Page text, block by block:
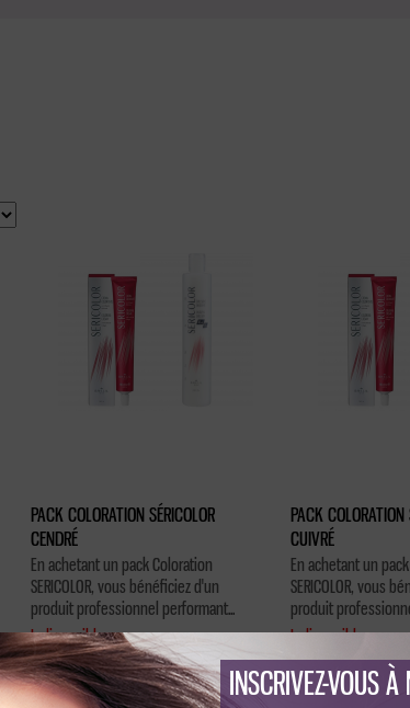
INSCRIVEZ-VOUS À
PACK COLORATION SÉRICOLOR
CENDRÉ
En achetant un pack Coloration
SERICOLOR, vous bénéficiez d'un
produit professionnel performant...
Indisponible
15.86 €
Voir la fiche
PACK COLORATION
CUIVRÉ
En achetant un
SERICOLOR, vous
produit
Indisponible